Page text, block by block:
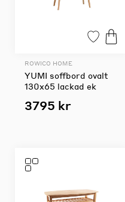
ROWICO HOME
YUMI soffbord ovalt
130x65 lackad ek
3795 kr